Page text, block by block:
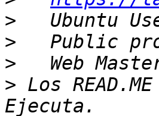
>
>
>
> Los